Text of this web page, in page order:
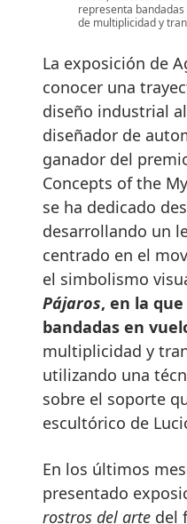
representa
de multiplicidad y
La exposición de
conocer una
diseño industrial
diseñador de
ganador del
Concepts of the
se ha dedicado
desarrollando un
centrado en el
el simbolismo
Pájaros, en la
bandadas en
multiplicidad y
utilizando una
sobre el soporte
escultórico de
En los últimos
presentado
rostros del arte del